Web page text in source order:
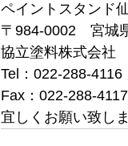
ペイントスタンド
〒984-0002　宮城
協立塗料株式会社
Tel：022-288-4116
Fax：022-288-4117
宜しくお願い致しま